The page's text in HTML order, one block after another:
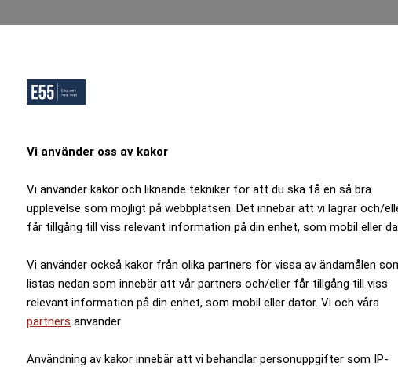
Vi använder oss av kakor
Vi använder kakor och liknande tekniker för att du ska få en så bra
upplevelse som möjligt på webbplatsen. Det innebär att vi lagrar och/
får tillgång till viss relevant information på din enhet, som mobil eller
Vi använder också kakor från olika partners för vissa av ändamålen
listas nedan som innebär att vår partners och/eller får tillgång till viss
relevant information på din enhet, som mobil eller dator. Vi och våra
partners använder.
Användning av kakor innebär att vi behandlar personuppgifter som IP-